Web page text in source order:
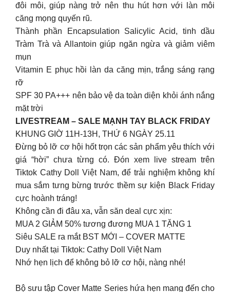
đôi môi, giúp nàng trở nên thu hút hơn với làn môi
căng mọng quyến rũ.
Thành phần Encapsulation Salicylic Acid, tinh dầu
Tràm Trà và Allantoin giúp ngăn ngừa và giảm viêm
mụn
Vitamin E phục hồi làn da căng mịn, trắng sáng rạng
rỡ
SPF 30 PA+++ nên bảo vệ da toàn diện khỏi ánh nắng
mặt trời
LIVESTREAM – SALE MẠNH TAY BLACK FRIDAY
KHUNG GIỜ 11H-13H, THỨ 6 NGÀY 25.11
Đừng bỏ lỡ cơ hội hốt trọn các sản phẩm yêu thích với
giá “hời” chưa từng có. Đón xem live stream trên
Tiktok Cathy Doll Việt Nam, để trải nghiệm không khí
mua sắm tưng bừng trước thềm sự kiện Black Friday
cực hoành tráng!
Không cần đi đâu xa, vẫn săn deal cực xịn:
MUA 2 GIẢM 50% tương đương MUA 1 TẶNG 1
Siêu SALE ra mắt BST MỚI – COVER MATTE
Duy nhất tại Tiktok: Cathy Doll Việt Nam
Nhớ hẹn lịch để không bỏ lỡ cơ hội, nàng nhé!
Bộ sưu tập Cover Matte Series hứa hẹn mang đến cho